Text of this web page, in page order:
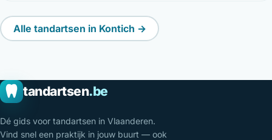
Alle tandartsen in Kontich →
tandartsen.be
Dé gids voor tandartsen in Vlaanderen.
Vind snel een praktijk in jouw buurt — ook